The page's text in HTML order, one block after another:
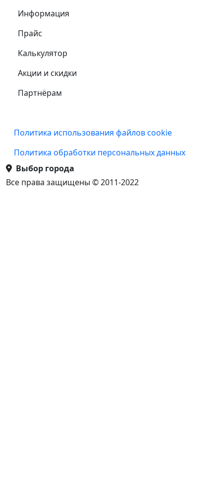
Информация
Прайс
Калькулятор
Акции и скидки
Партнёрам
Подвал
Политика использования файлов cookie
Политика обработки персональных данных
Выбор города
Все права защищены © 2011-2022